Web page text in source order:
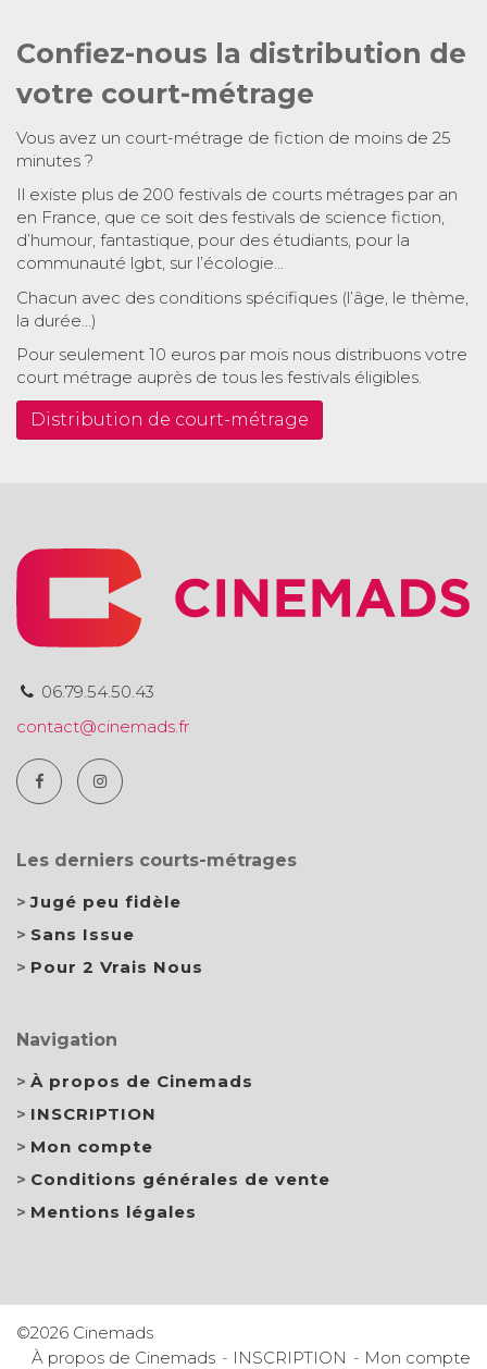
Confiez-nous la distribution de
votre court-métrage
Vous avez un court-métrage de fiction de moins de 25
minutes ?
Il existe plus de 200 festivals de courts métrages par an
en France, que ce soit des festivals de science fiction,
d’humour, fantastique, pour des étudiants, pour la
communauté lgbt, sur l’écologie…
Chacun avec des conditions spécifiques (l’âge, le thème,
la durée…)
Pour seulement 10 euros par mois nous distribuons votre
court métrage auprès de tous les festivals éligibles.
Distribution de court-métrage
06.79.54.50.43
contact@cinemads.fr
Les derniers courts-métrages
Jugé peu fidèle
Sans Issue
Pour 2 Vrais Nous
Navigation
À propos de Cinemads
INSCRIPTION
Mon compte
Conditions générales de vente
Mentions légales
©2026 Cinemads
À propos de Cinemads
INSCRIPTION Mon compte